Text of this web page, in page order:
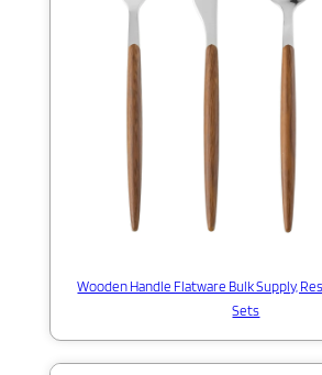
Wooden Handle Flatware Bulk Supply,
Sets